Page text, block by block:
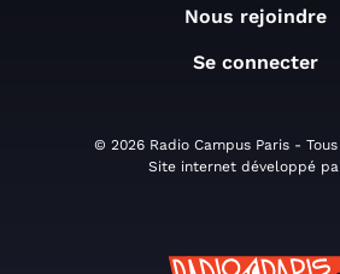
Nous rejoindre
Se connecter
© 2026 Radio Campus Paris -
Site internet développé